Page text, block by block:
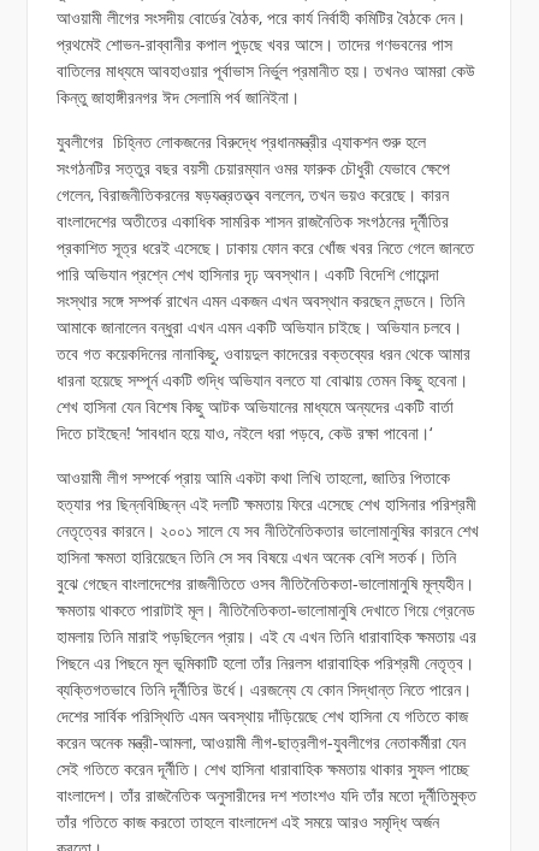
আওয়ামী লীগের সংসদীয় বোর্ডের বৈঠক, পরে কার্য নির্বাহী কমিটির বৈঠকে দেন।
প্রথমেই শোভন-রাব্বানীর কপাল পুড়ছে খবর আসে। তাদের গণভবনের পাস
বাতিলের মাধ্যমে আবহাওয়ার পূর্বাভাস নির্ভুল প্রমানীত হয়। তখনও আমরা কেউ
কিন্তু জাহাঙ্গীরনগর ঈদ সেলামি পর্ব জানিইনা।
যুবলীগের চিহ্নিত লোকজনের বিরুদ্ধে প্রধানমন্ত্রীর এ্যাকশন শুরু হলে
সংগঠনটির সত্তুর বছর বয়সী চেয়ারম্যান ওমর ফারুক চৌধুরী যেভাবে ক্ষেপে
গেলেন, বিরাজনীতিকরনের ষড়যন্ত্রতত্ত্ব বললেন, তখন ভয়ও করেছে। কারন
বাংলাদেশের অতীতের একাধিক সামরিক শাসন রাজনৈতিক সংগঠনের দূর্নীতির
প্রকাশিত সূত্র ধরেই এসেছে। ঢাকায় ফোন করে খোঁজ খবর নিতে গেলে জানতে
পারি অভিযান প্রশ্নে শেখ হাসিনার দৃঢ় অবস্থান। একটি বিদেশি গোয়েন্দা
সংস্থার সঙ্গে সম্পর্ক রাখেন এমন একজন এখন অবস্থান করছেন লন্ডনে। তিনি
আমাকে জানালেন বন্ধুরা এখন এমন একটি অভিযান চাইছে। অভিযান চলবে।
তবে গত কয়েকদিনের নানাকিছু, ওবায়দুল কাদেরের বক্তব্যের ধরন থেকে আমার
ধারনা হয়েছে সম্পূর্ন একটি শুদ্ধি অভিযান বলতে যা বোঝায় তেমন কিছু হবেনা।
শেখ হাসিনা যেন বিশেষ কিছু আটক অভিযানের মাধ্যমে অন্যদের একটি বার্তা
দিতে চাইছেন! ‘সাবধান হয়ে যাও, নইলে ধরা পড়বে, কেউ রক্ষা পাবেনা।‘
আওয়ামী লীগ সম্পর্কে প্রায় আমি একটা কথা লিখি তাহলো, জাতির পিতাকে
হত্যার পর ছিন্নবিচ্ছিন্ন এই দলটি ক্ষমতায় ফিরে এসেছে শেখ হাসিনার পরিশ্রমী
নেতৃত্বের কারনে। ২০০১ সালে যে সব নীতিনৈতিকতার ভালোমানুষির কারনে শেখ
হাসিনা ক্ষমতা হারিয়েছেন তিনি সে সব বিষয়ে এখন অনেক বেশি সতর্ক। তিনি
বুঝে গেছেন বাংলাদেশের রাজনীতিতে ওসব নীতিনৈতিকতা-ভালোমানুষি মূল্যহীন।
ক্ষমতায় থাকতে পারাটাই মূল। নীতিনৈতিকতা-ভালোমানুষি দেখাতে গিয়ে গ্রেনেড
হামলায় তিনি মারাই পড়ছিলেন প্রায়। এই যে এখন তিনি ধারাবাহিক ক্ষমতায় এর
পিছনে এর পিছনে মূল ভূমিকাটি হলো তাঁর নিরলস ধারাবাহিক পরিশ্রমী নেতৃত্ব।
ব্যক্তিগতভাবে তিনি দূর্নীতির উর্ধে। এরজন্যে যে কোন সিদ্ধান্ত নিতে পারেন।
দেশের সার্বিক পরিস্থিতি এমন অবস্থায় দাঁড়িয়েছে শেখ হাসিনা যে গতিতে কাজ
করেন অনেক মন্ত্রী-আমলা, আওয়ামী লীগ-ছাত্রলীগ-যুবলীগের নেতাকর্মীরা যেন
সেই গতিতে করেন দূর্নীতি। শেখ হাসিনা ধারাবাহিক ক্ষমতায় থাকার সুফল পাচ্ছে
বাংলাদেশ। তাঁর রাজনৈতিক অনুসারীদের দশ শতাংশও যদি তাঁর মতো দূর্নীতিমুক্ত
তাঁর গতিতে কাজ করতো তাহলে বাংলাদেশ এই সময়ে আরও সমৃদ্ধি অর্জন